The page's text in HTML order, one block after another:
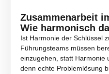
Zusammenarbeit
Wie harmonisch
Ist Harmonie der Schlüssel
Führungsteams müssen
einzugehen, statt Harmonie
denn echte Problemlösung